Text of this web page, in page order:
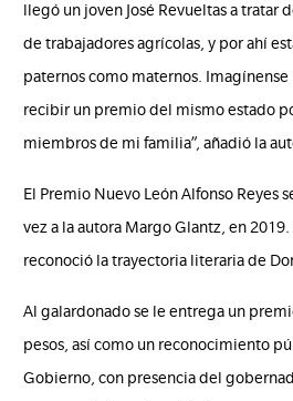
llegó un joven José Revueltas a tratar
de trabajadores agrícolas, y por ahí
paternos como maternos.
recibir un premio del mismo estado
miembros de mi familia”, añadió la
El Premio Nuevo León Alfonso Reyes
vez a la autora Margo Glantz, en
reconoció la trayectoria literaria de
Al galardonado se le entrega un
pesos, así como un reconocimiento
Gobierno, con presencia del